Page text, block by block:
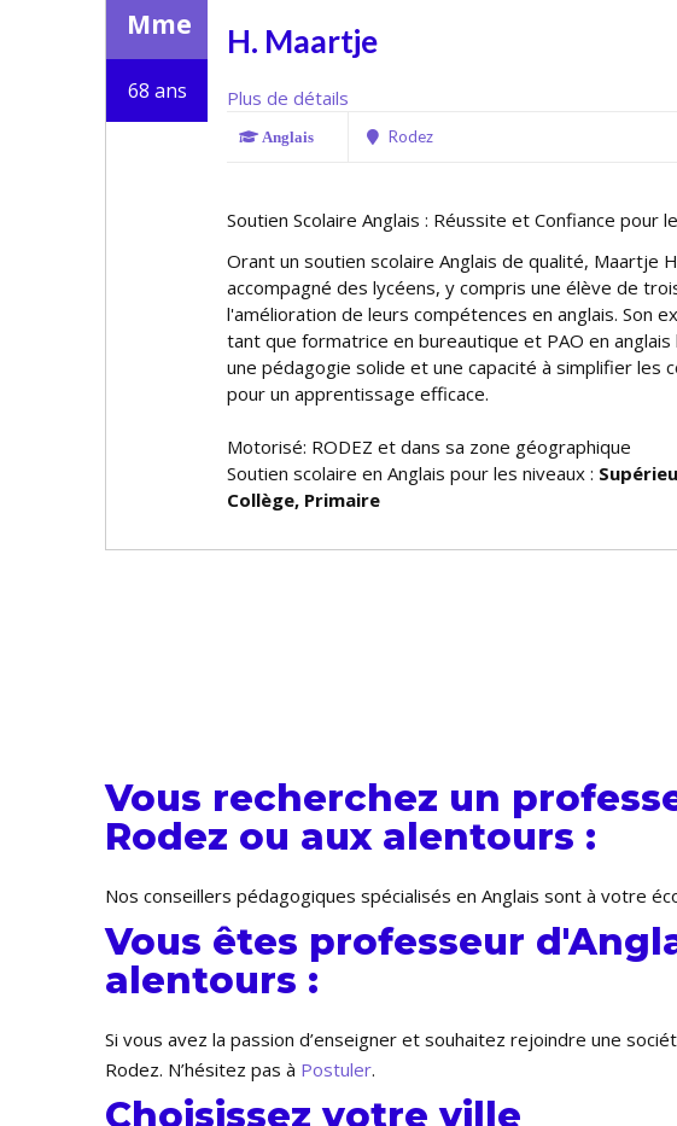
Mme
68 ans
H. Maartje
Plus de détails
Anglais Rodez
Soutien Scolaire Anglais : Réussite et Confiance pour
Offrant un soutien scolaire Anglais de qualité, Maartje
accompagné des lycéens, y compris une élève de
l'amélioration de leurs compétences en anglais. Son
tant que formatrice en bureautique et PAO en anglais
une pédagogie solide et une capacité à simplifier les
pour un apprentissage efficace.
Motorisé: RODEZ et dans sa zone géographique
Soutien scolaire en Anglais pour les niveaux :
Collège, Primaire
Vous recherchez un
Rodez ou aux alentours :
Nos conseillers pédagogiques spécialisés en Anglais sont à votre
Vous êtes professeur
alentours :
Si vous avez la passion d’enseigner et souhaitez rejoindre une
Rodez. N’hésitez pas à Postuler.
Choisissez votre ville